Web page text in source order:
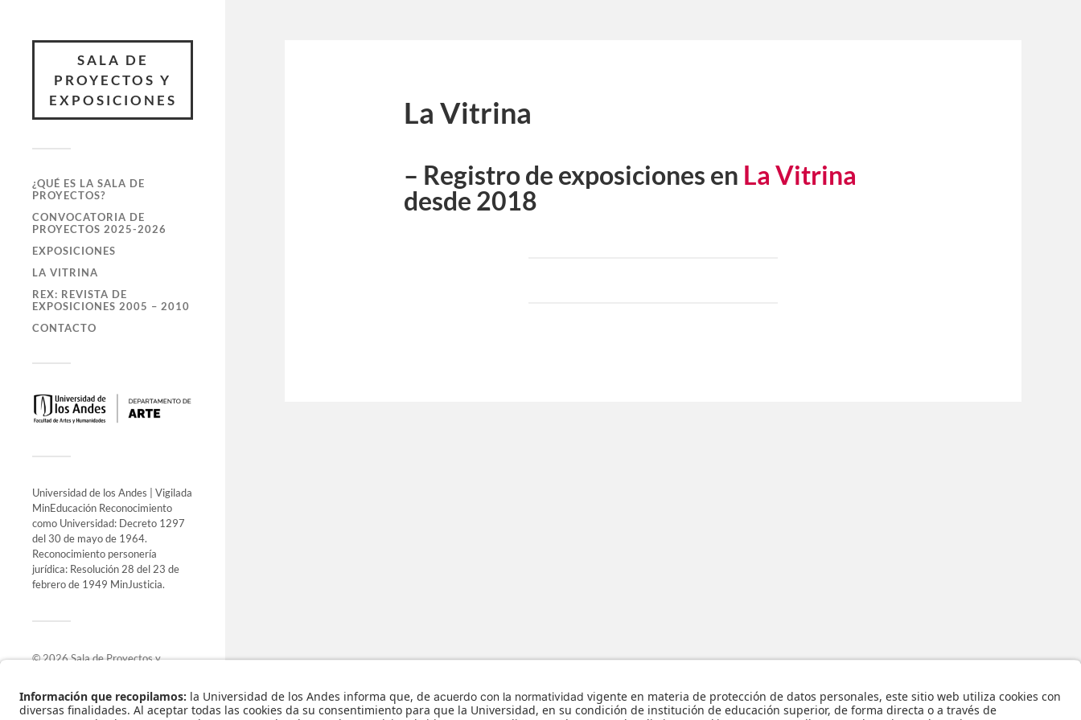
SALA DE
PROYECTOS Y
EXPOSICIONES
¿QUÉ ES LA SALA DE
PROYECTOS?
CONVOCATORIA DE
PROYECTOS 2025-2026
EXPOSICIONES
LA VITRINA
REX: REVISTA DE
EXPOSICIONES 2005 – 2010
CONTACTO
Universidad de los Andes | Vigilada
MinEducación Reconocimiento
como Universidad: Decreto 1297
del 30 de mayo de 1964.
Reconocimiento personería
jurídica: Resolución 28 del 23 de
febrero de 1949 MinJusticia.
© 2026Sala de Proyectos y
Funciona con
.
Tema deAnders Norén.
La Vitrina
– Registro de exposiciones en La Vitrina
desde 2018